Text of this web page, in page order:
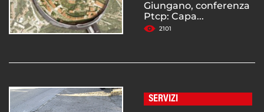
Giungano, conferenza
Ptcp: Capa...
2101
SERVIZI